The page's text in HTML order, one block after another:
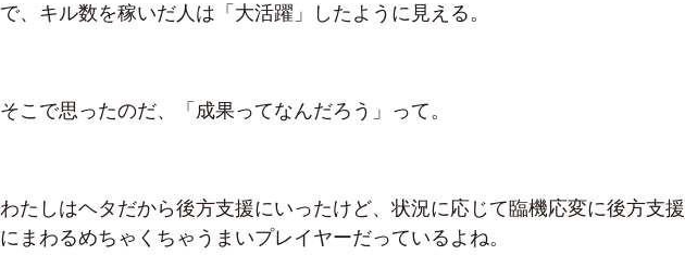
で、キル数を稼いだ人は「大活躍」したように見える。
そこで思ったのだ、「成果ってなんだろう」って。
わたしはヘタだから後方支援にいったけど、状況に応じて臨機応変に後方支援
にまわるめちゃくちゃうまいプレイヤーだっているよね。